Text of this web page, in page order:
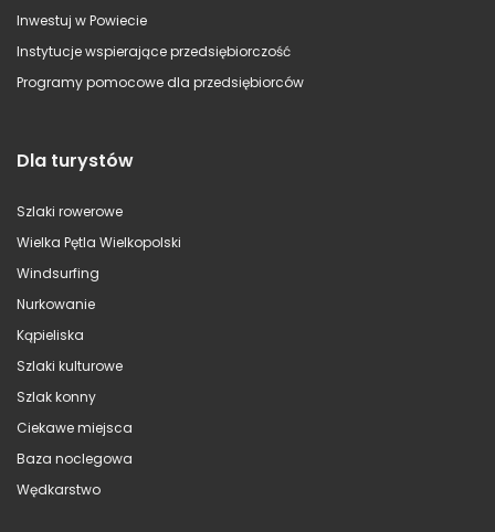
Inwestuj w Powiecie
Instytucje wspierające przedsiębiorczość
Programy pomocowe dla przedsiębiorców
Dla turystów
Szlaki rowerowe
Wielka Pętla Wielkopolski
Windsurfing
Nurkowanie
Kąpieliska
Szlaki kulturowe
Szlak konny
Ciekawe miejsca
Baza noclegowa
Wędkarstwo